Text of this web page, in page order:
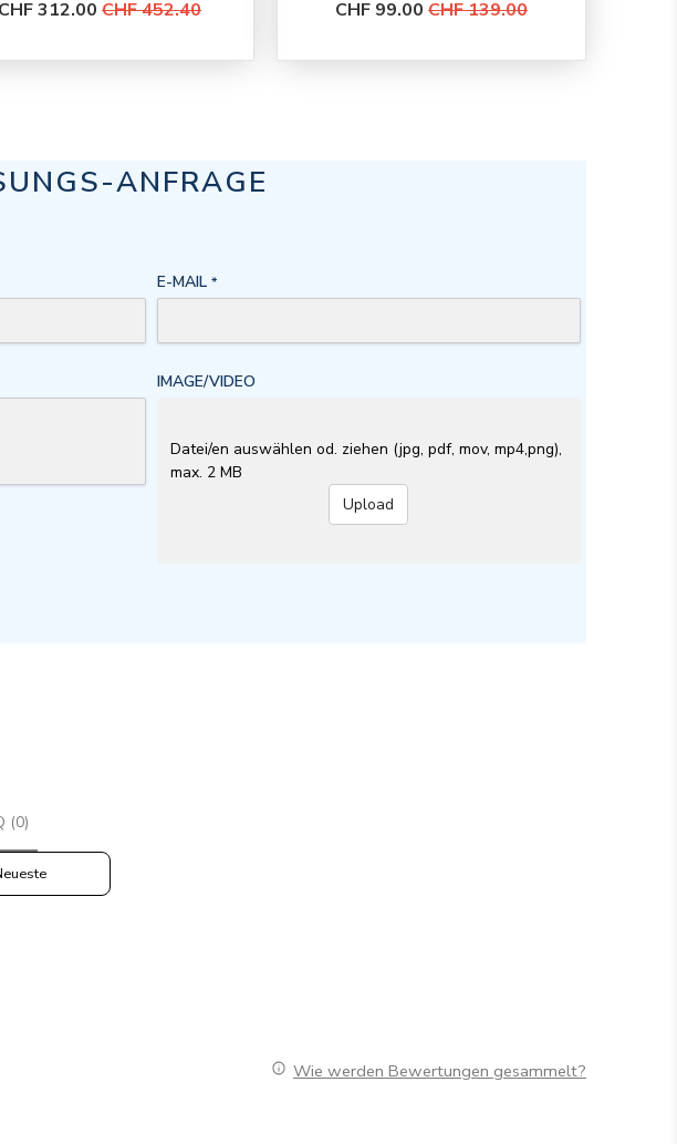
CHF 312.00 CHF 452.40 CHF 99.00 CHF 139.00
ANFRAGE
E-MAIL *
IMAGE/VIDEO
Datei/en auswählen od. ziehen (jpg, pdf, mov, mp4,png),
max. 2 MB
Upload
(0)
reviews by
Wie werden Bewertungen gesammelt?